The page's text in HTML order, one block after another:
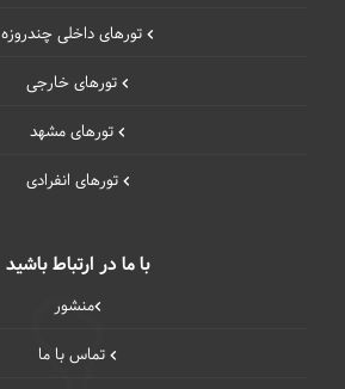
تورهای داخلی چند‌روزه
تورهای خارجی
تورهای مشهد
تورهای انفرادی
با ما در ارتباط باشید
منشور
تماس با ما